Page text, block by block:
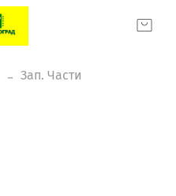
Зап. Части